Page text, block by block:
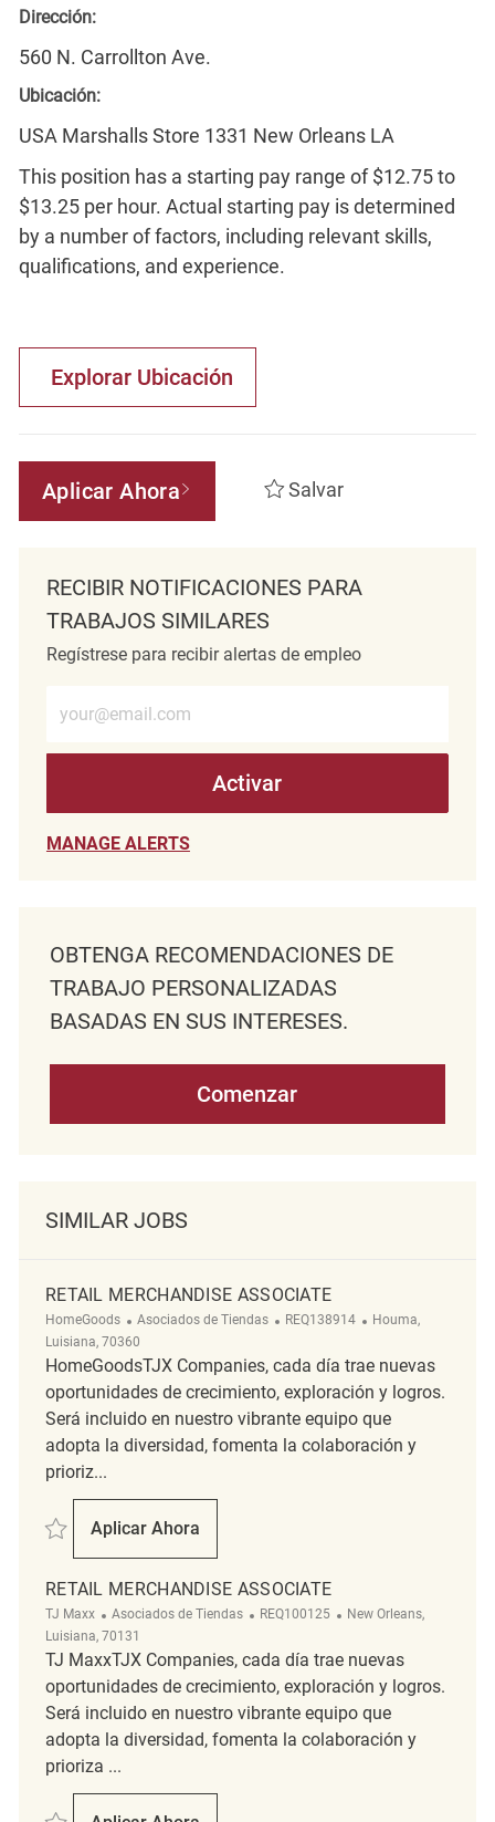
Dirección:
560 N. Carrollton Ave.
Ubicación:
USA Marshalls Store 1331 New Orleans LA
This position has a starting pay range of $12.75 to
$13.25 per hour. Actual starting pay is determined
by a number of factors, including relevant skills,
qualifications, and experience.
Explorar Ubicación
Aplicar Ahora Salvar
RECIBIR NOTIFICACIONES PARA
TRABAJOS SIMILARES
Regístrese para recibir alertas de empleo
Activar
MANAGE ALERTS
OBTENGA RECOMENDACIONES DE
TRABAJO PERSONALIZADAS
BASADAS EN SUS INTERESES.
Comenzar
SIMILAR JOBS
RETAIL MERCHANDISE ASSOCIATE
HomeGoods Categoría
Asociados de Tiendas ReqId
REQ138914 Ubicación
Houma,
Luisiana, 70360
HomeGoodsTJX Companies, cada día trae nuevas
oportunidades de crecimiento, exploración y logros.
Será incluido en nuestro vibrante equipo que
adopta la diversidad, fomenta la colaboración y
prioriz...
Salvar Retail Merchandise Associate REQ138914
Aplicar Ahora
Retail Merchandise Associate
RETAIL MERCHANDISE ASSOCIATE
TJ Maxx Categoría
Asociados de Tiendas ReqId
REQ100125 Ubicación
New Orleans,
Luisiana, 70131
TJ MaxxTJX Companies, cada día trae nuevas
oportunidades de crecimiento, exploración y logros.
Será incluido en nuestro vibrante equipo que
adopta la diversidad, fomenta la colaboración y
prioriza ...
Salvar Retail Merchandise Associate REQ100125